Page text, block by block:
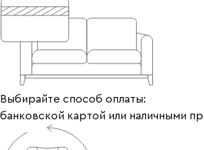
Выбирайте способ оплаты:
банковской картой или наличными